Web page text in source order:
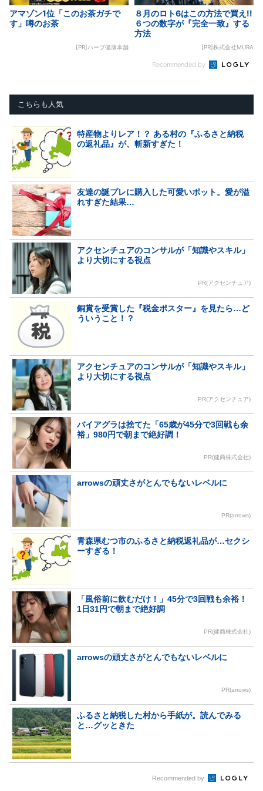
アマゾン1位「このお茶ガチで
す」噂のお茶
[PR]ハーブ健康本舗
８月のロト6はこの方法で買え!!
６つの数字が『完全一致』する
方法
[PR]株式会社MURA
Recommended by
こちらも人気
特産物よりレア！？ ある村の『ふるさと納税
の返礼品』が、斬新すぎた！
友達の誕プレに購入した可愛いポット。愛が溢
れすぎた結果…
アクセンチュアのコンサルが「知識やスキル」
より大切にする視点
PR(アクセンチュア)
銅賞を受賞した『税金ポスター』を見たら…ど
ういうこと！？
アクセンチュアのコンサルが「知識やスキル」
より大切にする視点
PR(アクセンチュア)
バイアグラは捨てた「65歳が45分で3回戦も余
裕」980円で朝まで絶好調！
PR(健商株式会社)
arrowsの頑丈さがとんでもないレベルに
PR(arrows)
青森県むつ市のふるさと納税返礼品が…セクシ
ーすぎる！
「風俗前に飲むだけ！」45分で3回戦も余裕！
1日31円で朝まで絶好調
PR(健商株式会社)
arrowsの頑丈さがとんでもないレベルに
PR(arrows)
ふるさと納税した村から手紙が。読んでみる
と…グッときた
Recommended by